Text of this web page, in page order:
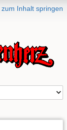
zum Inhalt springen